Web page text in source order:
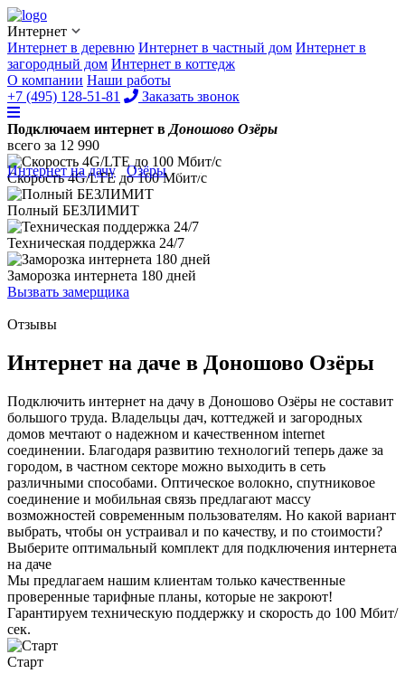
Интернет
Интернет в деревню Интернет в частный дом Интернет в
загородный дом Интернет в коттедж
О компании Наши работы
+7 (495) 128-51-81
Заказать звонок
Интернет на дачу/ Озёры/ Доношово
Подключаем интернет в Доношово Озёры
всего за 12 990
Скорость 4G/LTE до100 Мбит/с
Полный БЕЗЛИМИТ
Техническая поддержка 24/7
Заморозка интернета 180 дней
Вызвать замерщика
Отзывы
Интернет на даче в Доношово Озёры
Подключить интернет на дачу в Доношово Озёры не составит
большого труда. Владельцы дач, коттеджей и загородных
домов мечтают о надежном и качественном internet
соединении. Благодаря развитию технологий теперь даже за
городом, в частном секторе можно выходить в сеть
различными способами. Оптическое волокно, спутниковое
соединение и мобильная связь предлагают массу
возможностей современным пользователям. Но какой вариант
выбрать, чтобы он устраивал и по качеству, и по стоимости?
Выберите оптимальный комплект для подключения интернета
на даче
Мы предлагаем нашим клиентам только качественные
проверенные тарифные планы, которые не закроют!
Гарантируем техническую поддержку и скорость до 100 Мбит/
сек.
Старт